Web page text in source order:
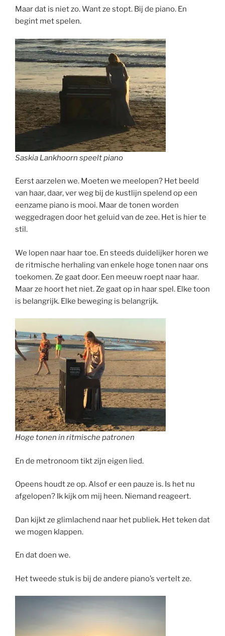
Maar dat is niet zo. Want ze stopt. Bij de piano. En
begint met spelen.
Saskia Lankhoorn speelt piano
Eerst aarzelen we. Moeten we meelopen? Het beeld
van haar, daar, ver weg bij de kustlijn spelend op een
eenzame piano is mooi. Maar de tonen worden
weggedragen door het geluid van de zee. Het is hier te
stil.
We lopen naar haar toe. En steeds duidelijker horen we
de ritmische herhaling van enkele hoge tonen naar ons
toekomen. Ze gaat door. Een meeuw roept naar haar.
Maar ze hoort het niet. Ze gaat op in haar spel. Elke toon
is belangrijk. Elke beweging is belangrijk.
Hoge tonen in ritmische patronen
En de metronoom tikt zijn eigen lied.
Opeens houdt ze op. Alsof er een pauze is. Is het nu
afgelopen? Ik kijk om mij heen. Niemand reageert.
Dan kijkt ze glimlachend naar het publiek. Het teken dat
we mogen klappen.
En dat doen we.
Het tweede stuk is bij de andere piano’s vertelt ze.